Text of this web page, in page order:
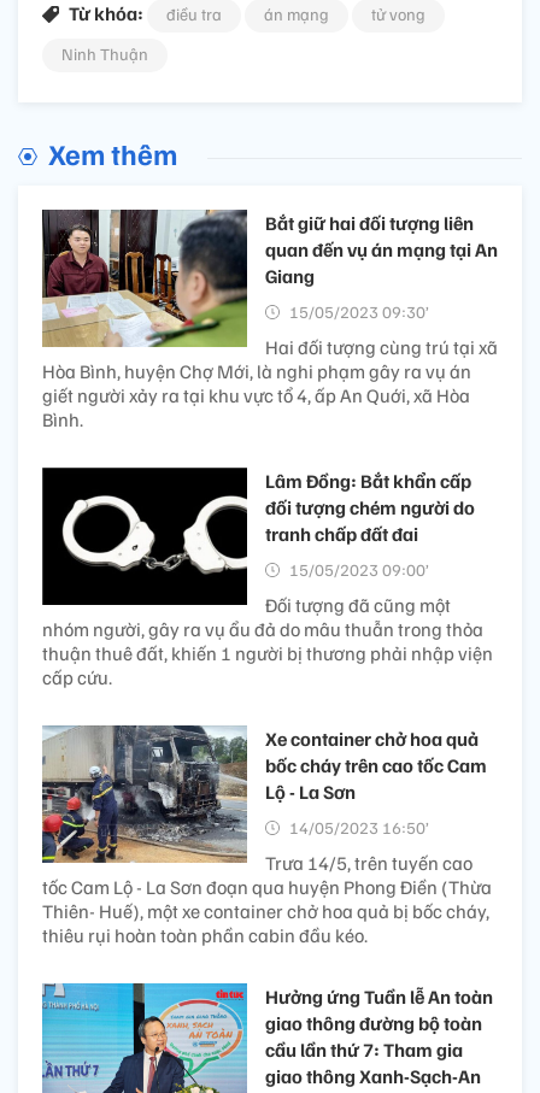
Từ khóa: điều tra án mạng
tử vong
Ninh Thuận
Xem thêm
Bắt giữ hai đối tượng liên
quan đến vụ án mạng tại An
Giang
15/05/2023 09:30’
Hai đối tượng cùng trú tại xã
Hòa Bình, huyện Chợ Mới, là nghi phạm gây ra vụ án
giết người xảy ra tại khu vực tổ 4, ấp An Quới, xã Hòa
Bình.
Lâm Đồng: Bắt khẩn cấp
đối tượng chém người do
tranh chấp đất đai
15/05/2023 09:00’
Đối tượng đã cũng một
nhóm người, gây ra vụ ẩu đả do mâu thuẫn trong thỏa
thuận thuê đất, khiến 1 người bị thương phải nhập viện
cấp cứu.
Xe container chở hoa quả
bốc cháy trên cao tốc Cam
Lộ - La Sơn
14/05/2023 16:50’
Trưa 14/5, trên tuyến cao
tốc Cam Lộ - La Sơn đoạn qua huyện Phong Điền (Thừa
Thiên- Huế), một xe container chở hoa quả bị bốc cháy,
thiêu rụi hoàn toàn phần cabin đầu kéo.
Hưởng ứng Tuần lễ An toàn
giao thông đường bộ toàn
cầu lần thứ 7: Tham gia
giao thông Xanh-Sạch-An